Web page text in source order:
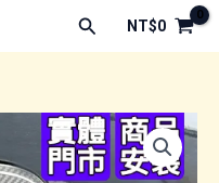
搜
尋
NT$0